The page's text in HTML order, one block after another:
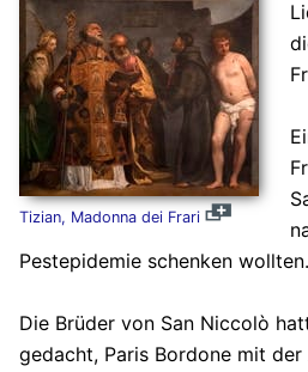
Tizian, Madonna dei Frari
Pestepidemie schenken wollten.
Die Brüder von San Niccolò
gedacht, Paris Bordone mit der